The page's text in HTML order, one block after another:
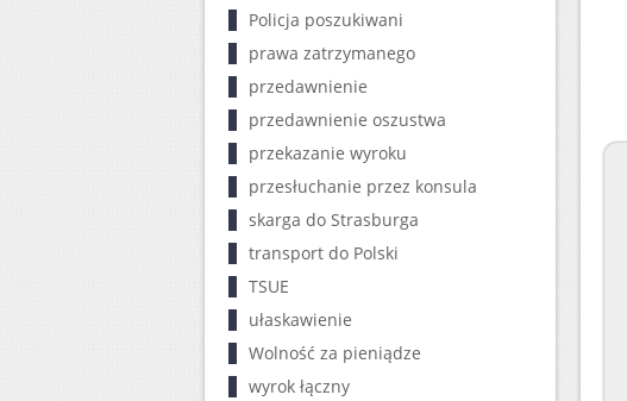
Policja poszukiwani
prawa zatrzymanego
przedawnienie
przedawnienie oszustwa
przekazanie wyroku
przesłuchanie przez konsula
skarga do Strasburga
transport do Polski
TSUE
ułaskawienie
Wolność za pieniądze
wyrok łączny